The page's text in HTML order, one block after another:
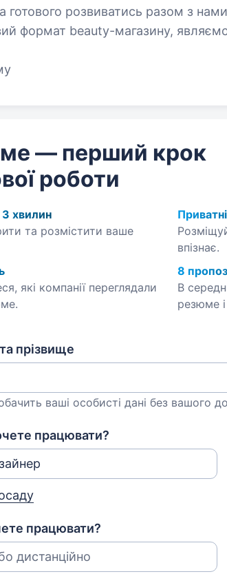
готового розвиватись разом з
формат beauty-магазину,
— перший крок
роботи
хвилин
та розмістити ваше
впізнає.
які компанії переглядали
8
В
резюме
прізвище
ваші особисті дані без вашого
працювати?
працювати?